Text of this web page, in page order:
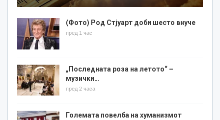
(Фото) Род Стјуарт доби шесто внуче
пред 1 час
„Последната роза на летото“ –
музички…
пред 2 часа
Големата повелба на хуманизмот